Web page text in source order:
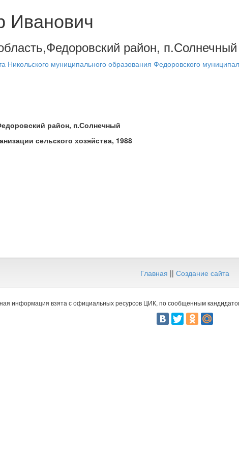
Иванович
район,
Никольского муниципального образования Федоровского
район, п.Солнечный
сельского хозяйства, 1988
Главная || Создание сайта
информация взята с официальных ресурсов ЦИК, по сообщенным